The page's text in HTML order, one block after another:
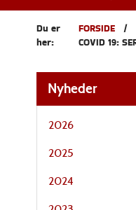
Du er
her:
FORSIDE
COVID 19:
Nyheder
2026
2025
2024